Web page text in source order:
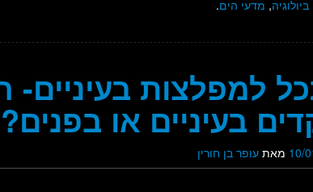
ביולוגיה, מדעי הים.
למפלצות בעיניים-
בעיניים או בפנים?
10/ מאת עופר בן חורין